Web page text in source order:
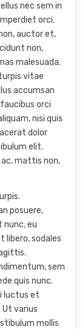
nec sem in
orci.
auctor et,
non,
malesuada.
vitae
accumsan
orci
nisi quis
dolor
elit.
ac, mattis non,
posuere,
nunc, eu
libero, sodales
sem
quis nunc.
luctus et
Ut varius
mollis